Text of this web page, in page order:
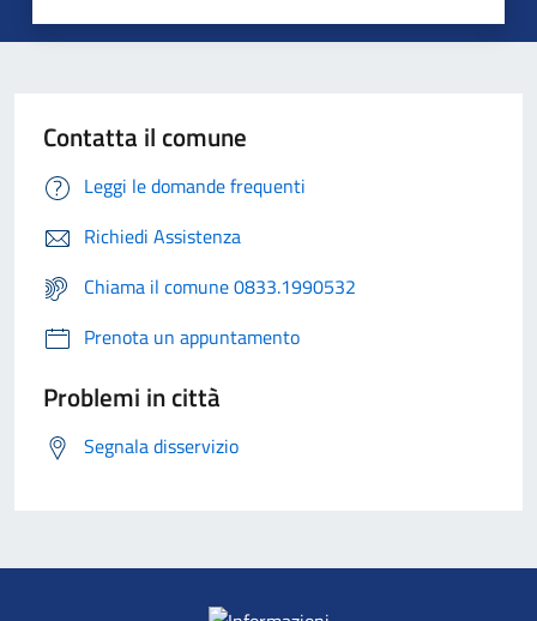
Contatta il comune
Leggi le domande frequenti
Richiedi Assistenza
Chiama il comune 0833.1990532
Prenota un appuntamento
Problemi in città
Segnala disservizio